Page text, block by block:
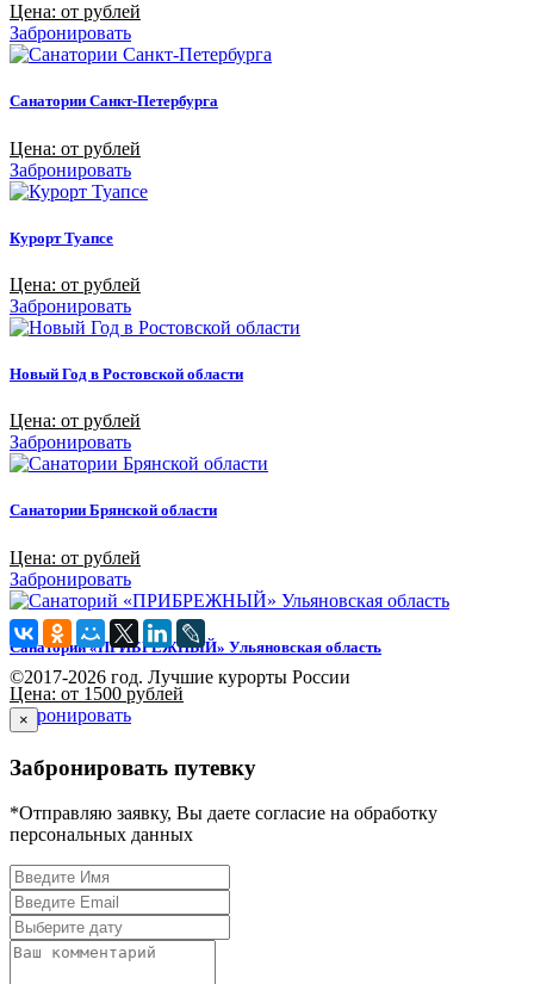
Цена: от рублей
Забронировать
Санатории Санкт-Петербурга
Цена: от рублей
Забронировать
Курорт Туапсе
Цена: от рублей
Забронировать
Новый Год в Ростовской области
Цена: от рублей
Забронировать
Санатории Брянской области
Цена: от рублей
Забронировать
Санаторий «ПРИБРЕЖНЫЙ» Ульяновская область
Цена: от 1500 рублей
Забронировать
©2017-2026 год. Лучшие курорты России
×
Забронировать путевку
*Отправляю заявку, Вы даете согласие на обработку
персональных данных